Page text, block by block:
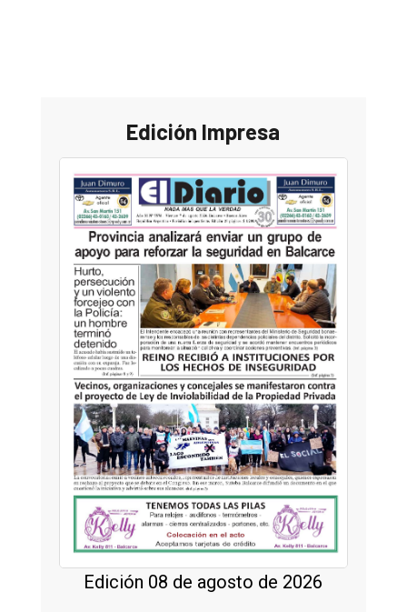
Edición Impresa
Edición 08 de agosto de 2026